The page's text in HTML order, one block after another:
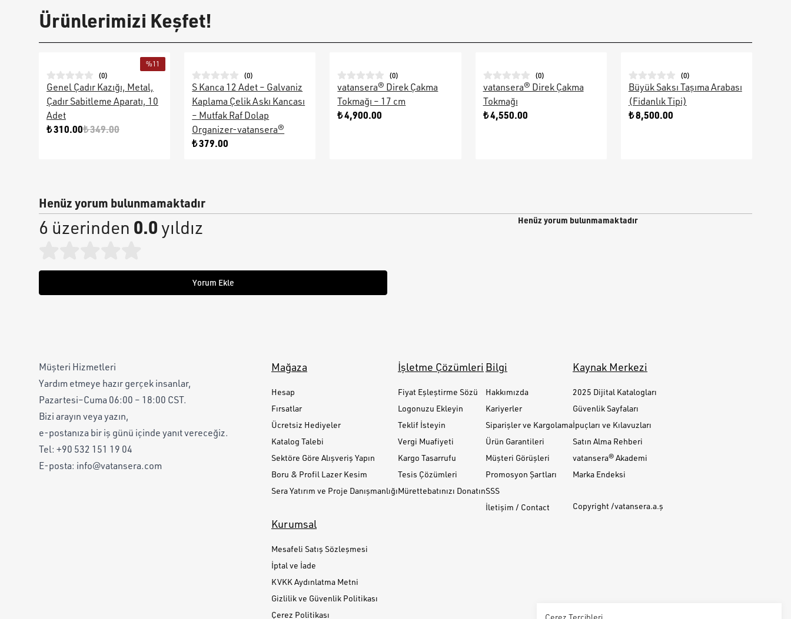
Çerez Tercihleri
Ürünlerimizi Keşfet!
%11
(0)
Genel Çadır Kazığı, Metal,
Çadır Sabitleme Aparatı, 10
Adet
₺ 310.00₺ 349.00
(0)
S Kanca 12 Adet – Galvaniz
Kaplama Çelik Askı Kancası
– Mutfak Raf Dolap
Organizer-vatansera®
₺ 379.00
(0)
vatansera® Direk Çakma
Tokmağı – 17 cm
₺ 4,900.00
(0)
vatansera® Direk Çakma
Tokmağı
₺ 4,550.00
(0)
Büyük Saksı Taşıma Arabası
(Fidanlık Tipi)
₺ 8,500.00
Henüz yorum bulunmamaktadır
6 üzerinden 0.0yıldız
Yorum Ekle
Henüz yorum bulunmamaktadır
Müşteri Hizmetleri
Yardım etmeye hazır gerçek insanlar,
Pazartesi–Cuma 06:00 – 18:00 CST.
Bizi arayın veya yazın,
e-postanıza bir iş günü içinde yanıt vereceğiz.
Tel: +90 532 151 19 04
E-posta: info@vatansera.com
Mağaza
Hesap
Fırsatlar
Ücretsiz Hediyeler
Katalog Talebi
Sektöre Göre Alışveriş Yapın
Boru & Profil Lazer Kesim
Sera Yatırım ve Proje Danışmanlığı
İşletme Çözümleri
Fiyat Eşleştirme Sözü
Logonuzu Ekleyin
Teklif İsteyin
Vergi Muafiyeti
Kargo Tasarrufu
Tesis Çözümleri
Mürettebatınızı Donatın
Bilgi
Hakkımızda
Kariyerler
Siparişler ve Kargolama
Ürün Garantileri
Müşteri Görüşleri
Promosyon Şartları
SSS
İletişim / Contact
Kaynak Merkezi
2025 Dijital Katalogları
Güvenlik Sayfaları
İpuçları ve Kılavuzları
Satın Alma Rehberi
vatansera® Akademi
Marka Endeksi
Copyright /vatansera.a.ş
Kurumsal
Mesafeli Satış Sözleşmesi
İptal ve İade
KVKK Aydınlatma Metni
Gizlilik ve Güvenlik Politikası
Çerez Politikası